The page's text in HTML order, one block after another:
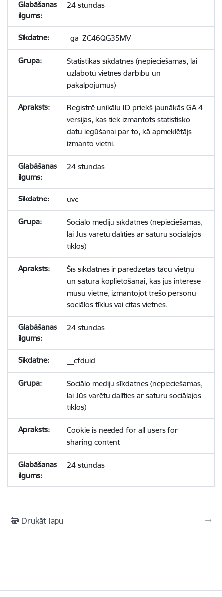
24 stundas
_ga_ZC46QG35MV
Statistikas sīkdatnes (nepieciešamas, lai
uzlabotu vietnes darbību un
pakalpojumus)
Reģistrē unikālu ID priekš jaunākās GA 4
versijas, kas tiek izmantots statistisko
datu iegūšanai par to, kā apmeklētājs
izmanto vietni.
24 stundas
uvc
Sociālo mediju sīkdatnes (nepieciešamas,
lai Jūs varētu dalīties ar saturu sociālajos
tīklos)
Šīs sīkdatnes ir paredzētas tādu vietņu
un satura koplietošanai, kas jūs interesē
mūsu vietnē, izmantojot trešo personu
sociālos tīklus vai citas vietnes.
24 stundas
__cfduid
Sociālo mediju sīkdatnes (nepieciešamas,
lai Jūs varētu dalīties ar saturu sociālajos
tīklos)
Cookie is needed for all users for
sharing content
24 stundas
Drukāt lapu